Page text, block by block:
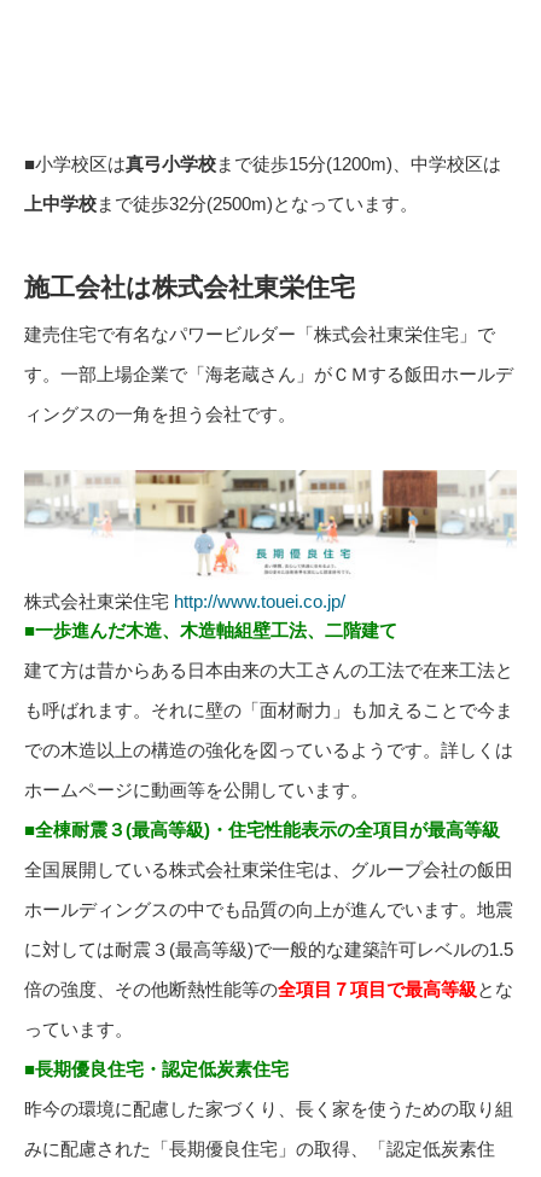
■小学校区は真弓小学校まで徒歩15分(1200m)、中学校区は
上中学校まで徒歩32分(2500m)となっています。
施工会社は株式会社東栄住宅
建売住宅で有名なパワービルダー「株式会社東栄住宅」で
す。一部上場企業で「海老蔵さん」がＣＭする飯田ホールデ
ィングスの一角を担う会社です。
株式会社東栄住宅 http://www.touei.co.jp/
■一歩進んだ木造、木造軸組壁工法、二階建て
建て方は昔からある日本由来の大工さんの工法で在来工法と
も呼ばれます。それに壁の「面材耐力」も加えることで今ま
での木造以上の構造の強化を図っているようです。詳しくは
ホームページに動画等を公開しています。
■全棟耐震３(最高等級)・住宅性能表示の全項目が最高等級
全国展開している株式会社東栄住宅は、グループ会社の飯田
ホールディングスの中でも品質の向上が進んでいます。地震
に対しては耐震３(最高等級)で一般的な建築許可レベルの1.5
倍の強度、その他断熱性能等の全項目７項目で最高等級とな
っています。
■長期優良住宅・認定低炭素住宅
昨今の環境に配慮した家づくり、長く家を使うための取り組
みに配慮された「長期優良住宅」の取得、「認定低炭素住